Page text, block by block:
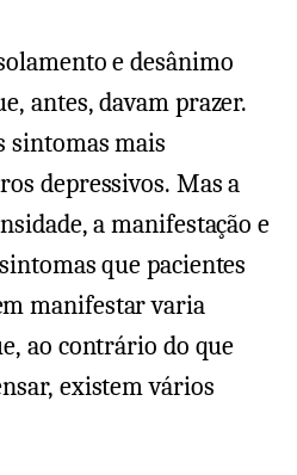
e
e desânimo
antes, davam prazer.
sintomas mais
depressivos. Mas a
a manifestação e
que pacientes
manifestar varia
ao contrário do que
existem vários